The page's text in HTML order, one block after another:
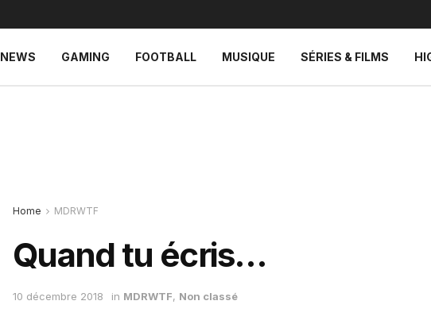
NEWS GAMING FOOTBALL MUSIQUE SÉRIES & FILMS
Home MDRWTF
Quand tu écris…
10 décembre 2018 in MDRWTF, Non classé